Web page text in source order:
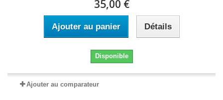
35,00 €
Ajouter au panier Détails
Disponible
Ajouter au comparateur